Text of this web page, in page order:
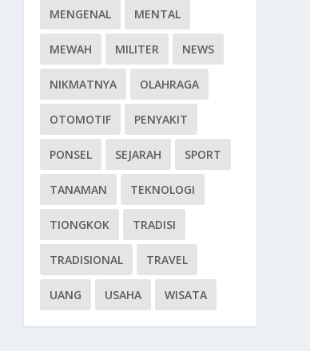
MENGENAL MENTAL
MEWAH MILITER NEWS
NIKMATNYA OLAHRAGA
OTOMOTIF PENYAKIT
PONSEL SEJARAH SPORT
TANAMAN TEKNOLOGI
TIONGKOK TRADISI
TRADISIONAL TRAVEL
UANG USAHA WISATA